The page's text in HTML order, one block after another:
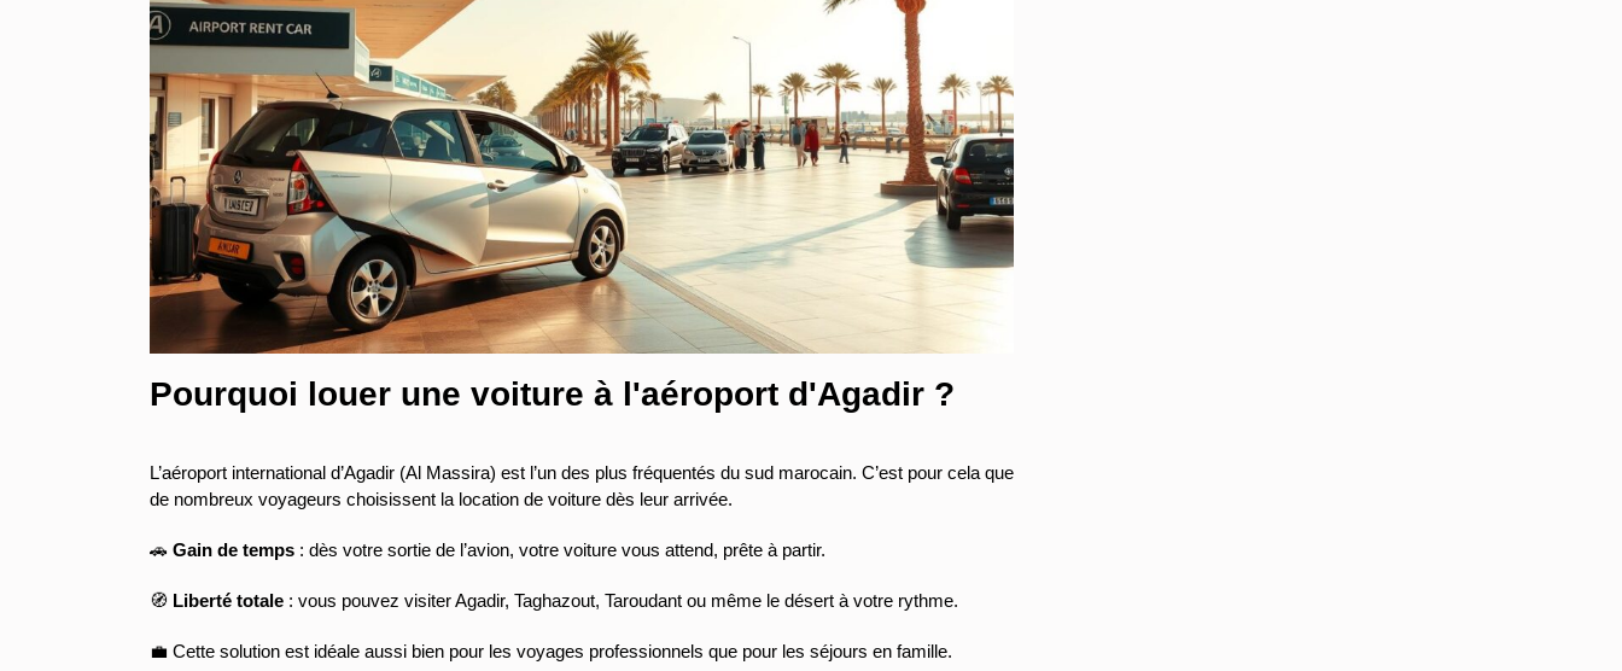
Pourquoi louer une voiture à l'aéroport d'Agadir ?
L’aéroport international d’Agadir (Al Massira) est l’un des plus fréquentés du sud marocain. C’est pour cela que
de nombreux voyageurs choisissent la location de voiture dès leur arrivée.
🚗 Gain de temps : dès votre sortie de l’avion, votre voiture vous attend, prête à partir.
🧭 Liberté totale : vous pouvez visiter Agadir, Taghazout, Taroudant ou même le désert à votre rythme.
💼 Cette solution est idéale aussi bien pour les voyages professionnels que pour les séjours en famille.